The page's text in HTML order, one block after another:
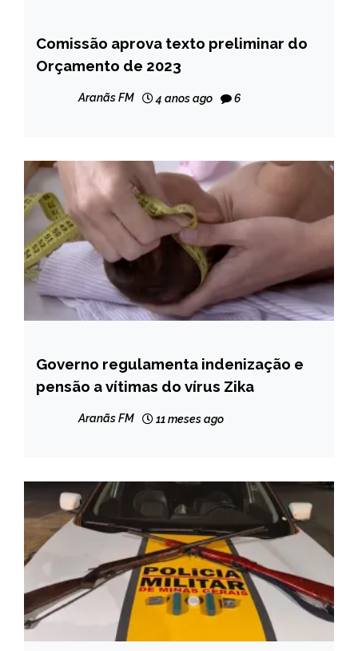
BRASIL
NOTÍCIAS
Comissão aprova texto preliminar do
Orçamento de 2023
Aranãs FM 4 anos ago 6
BRASIL
NOTÍCIAS
Governo regulamenta indenização e
pensão a vítimas do vírus Zika
Aranãs FM 11 meses ago